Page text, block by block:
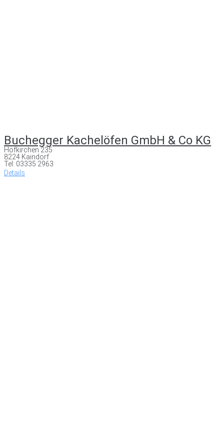
Buchegger Kachelöfen GmbH & Co KG
Hofkirchen 235
8224 Kaindorf
Tel: 03335 2963
Details